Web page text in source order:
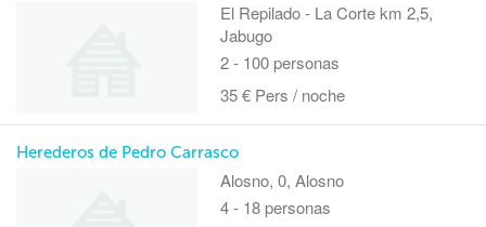
El Repilado - La Corte km 2,5,
Jabugo
2 - 100 personas
35 € Pers / noche
Herederos de Pedro Carrasco
Alosno, 0, Alosno
4 - 18 personas